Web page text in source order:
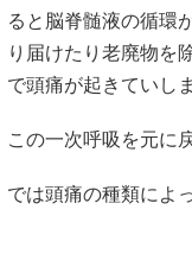
ると脳脊髄液の循環
り届けたり老廃物を
で頭痛が起きていし
この一次呼吸を元に
では頭痛の種類によ